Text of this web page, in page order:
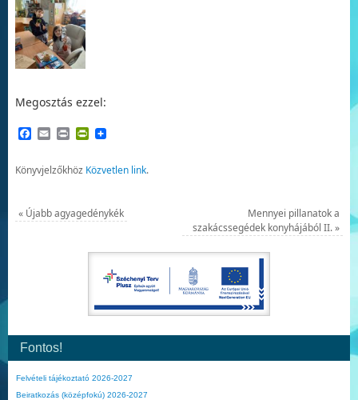
Megosztás ezzel:
Facebook
EmailPrintPrintFriendly
Könyvjelzőkhöz Közvetlen link.
«Újabb agyagedénykék
Mennyei pillanatok a
szakácssegédek konyhájából II.»
Fontos!
Felvételi tájékoztató 2026-2027
Beiratkozás (középfokú) 2026-2027